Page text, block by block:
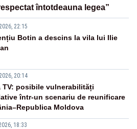
întotdeauna legea”
22:15
Botin a descins la vila lui Ilie
20:14
TV: posibile vulnerabilități
într-un scenariu de reunificare
Moldova
18:33